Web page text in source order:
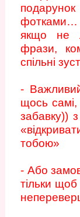
фотками…
якщо не
фрази,
спільні
-
щось
забавку))
тобою»
- Або
тільки